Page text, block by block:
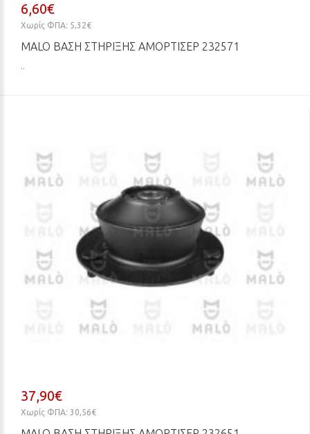
6,60€
Χωρίς ΦΠΑ: 5,32€
MALO ΒΆΣΗ ΣΤΉΡΙΞΗΣ ΑΜΟΡΤΙΣΈΡ 232571
..
37,90€
Χωρίς ΦΠΑ: 30,56€